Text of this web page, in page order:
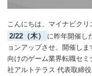
こんにちは、マイナビクリ
2/22（木）
に昨年開催し
ョンアップさせ、開催し
向けのゲーム業界転職セ
社アルトテラス 代表取締